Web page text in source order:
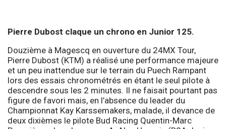
Pierre Dubost claque un chrono en Junior 125.
Douzième à Magescq en ouverture du 24MX Tour,
Pierre Dubost (KTM) a réalisé une performance majeure
et un peu inattendue sur le terrain du Puech Rampant
lors des essais chronométrés en étant le seul pilote à
descendre sous les 2 minutes. Il ne faisait pourtant pas
figure de favori mais, en l’absence du leader du
Championnat Kay Karssemakers, malade, il devance de
deux dixièmes le pilote Bud Racing Quentin-Marc